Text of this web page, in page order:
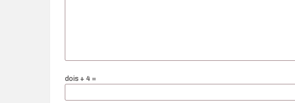
dois + 4 =